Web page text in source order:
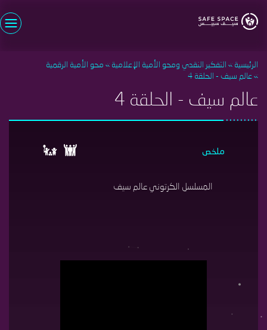
إلى
المحتوى
كلمة السر
الرئيسية التفكير النقدي ومحو الأمية الإعلامية
محو الأمية الرقمية
عالم سيف - الحلقة 4
عالم سيف - الحلقة 4
ملخص
المسلسل الكرتوني عالم سيف